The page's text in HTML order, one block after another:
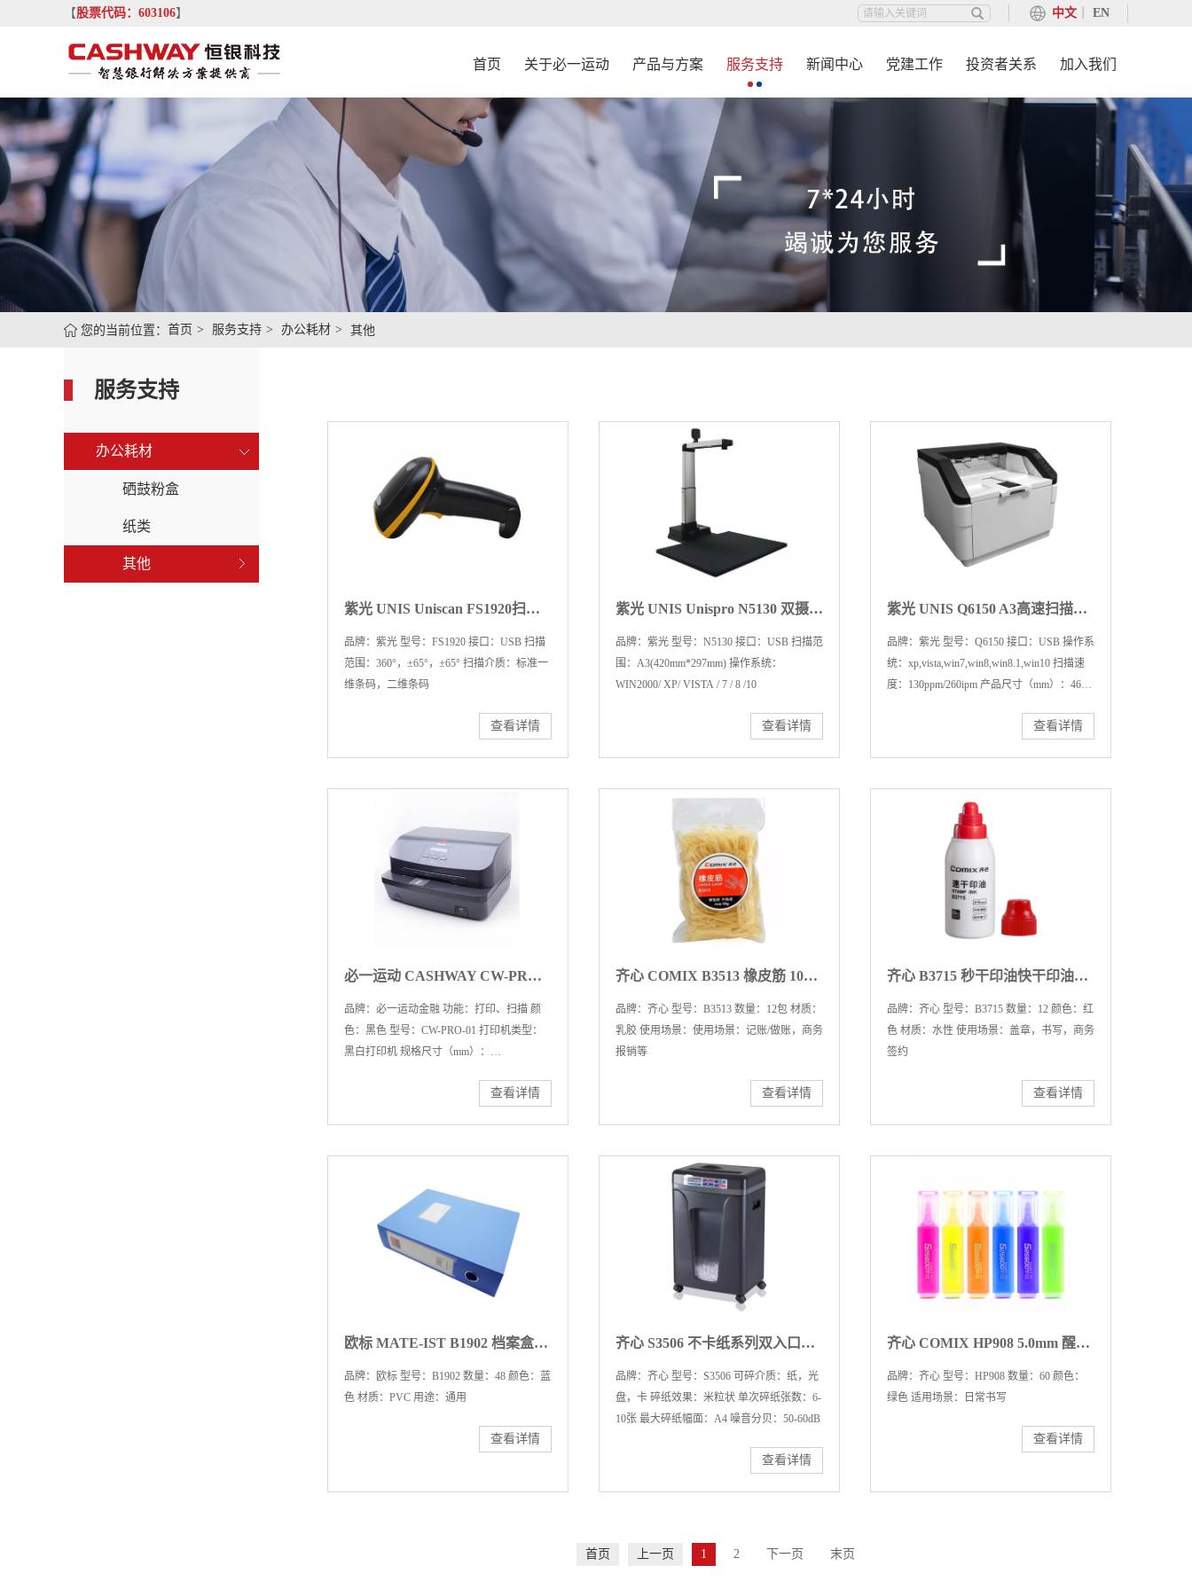
【股票代码：603106】 中文 EN
首页 关于必一运动 产品与方案 服务支持 新闻中心 党建工作 投资者关系 加入我们
您的当前位置： 首页 服务支持 办公耗材 其他
服务支持
办公耗材
硒鼓粉盒
纸类
其他
紫光 UNIS Uniscan FS1920扫描仪/ 一维码二维码有线扫描枪 手机支付快递单高速扫码枪扫码器
品牌：紫光 型号：FS1920 接口：USB 扫描
范围：360°，±65°，±65° 扫描介质：标准一
维条码，二维条码
查看详情
紫光 UNIS Unispro N5130 双摄像头内置身份证阅读器指纹扫描仪/高拍仪
品牌：紫光 型号：N5130 接口：USB 扫描范
围：A3(420mm*297mm) 操作系统：
WIN2000/ XP/ VISTA / 7 / 8 /10
查看详情
紫光 UNIS Q6150 A3高速扫描仪 130页 260面/分钟齐心
品牌：紫光 型号：Q6150 接口：USB 操作系
统：xp,vista,win7,win8,win8.1,win10 扫描速
度：130ppm/260ipm 产品尺寸（mm）：460 x
查看详情
必一运动 CASHWAY CW-PRO-01 存折打印扫描一体机 集打印、扫描、支票读写、磁条读写、USB Hub 等功能为一体齐心
品牌：必一运动金融 功能：打印、扫描 颜
色：黑色 型号：CW-PRO-01 打印机类型：
黑白打印机 规格尺寸（mm）：
RS232 串口、IEEE1284 并口、USB2.0 接口
查看详情
齐心 COMIX B3513 橡皮筋 100g 12包/箱
品牌：齐心 型号：B3513 数量：12包 材质：
乳胶 使用场景：使用场景：记账/做账，商务
报销等
查看详情
齐心 B3715 秒干印油快干印油速干印油印章印油财务红色 50ML【1件起售，12瓶/件】
品牌：齐心 型号：B3715 数量：12 颜色：红
色 材质：水性 使用场景：盖章，书写，商务
签约
查看详情
欧标 MATE-IST B1902 档案盒PP塑料档案盒a4加厚文件盒 蓝色 A4 55mm 12个/箱 4箱/件
品牌：欧标 型号：B1902 数量：48 颜色：蓝
色 材质：PVC 用途：通用
查看详情
齐心 S3506 不卡纸系列双入口碎纸机 2×10mm/8张纸/22L/双入口/续航10分钟
品牌：齐心 型号：S3506 可碎介质：纸，光
盘，卡 碎纸效果：米粒状 单次碎纸张数：6-
10张 最大碎纸幅面：A4 噪音分贝：50-60dB
查看详情
齐心 COMIX HP908 5.0mm 醒目荧光笔单头 绿色 10支/盒 6盒/箱
品牌：齐心 型号：HP908 数量：60 颜色：
绿色 适用场景：日常书写
查看详情
首页 上一页 1 2 下一页 末页